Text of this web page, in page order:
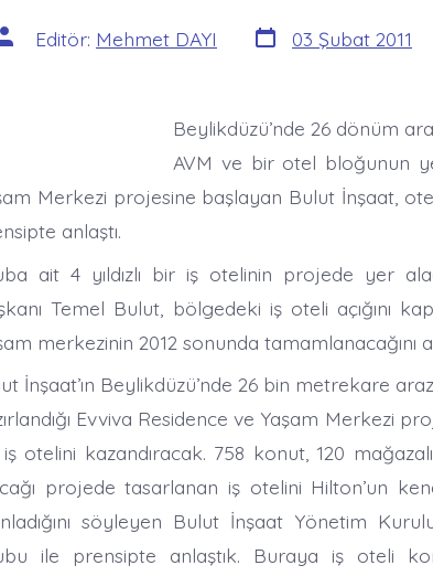
Editör: Mehmet DAYI Yazı
tarihi
03 Şubat 2011
Beylikdüzü’nde 26 dönüm
AVM ve bir otel bloğunun
Merkezi projesine başlayan Bulut İnşaat,
anlaştı.
ait 4 yıldızlı bir iş otelinin projede yer
Temel Bulut, bölgedeki iş oteli açığını
merkezinin 2012 sonunda tamamlanacağını
İnşaat’ın Beylikdüzü’nde 26 bin metrekare
Evviva Residence ve Yaşam Merkezi
otelini kazandıracak. 758 konut, 120
projede tasarlanan iş otelini Hilton’un
söyleyen Bulut İnşaat Yönetim
ile prensipte anlaştık. Buraya iş oteli